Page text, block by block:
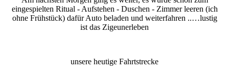
eingespielten Ritual - Aufstehen - Duschen - Zimmer leeren (ich
ohne Frühstück) dafür Auto beladen und weiterfahren ..…lustig
ist das Zigeunerleben
unsere heutige Fahrtstrecke